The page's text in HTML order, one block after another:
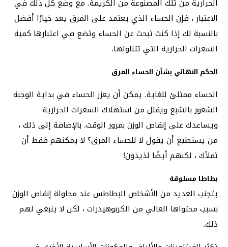
الاعتبار ، فإن الحساء الذي يعتمد على المرق يعد خيارًا أفضل
بالنسبة لك إذا كنت تبحث عن الحساء وتضع في اعتبارها كمية
السعرات الحرارية التي تتناولها.
الحكم النهائي بشأن الحساء المرق
الحساء ممتلئ للغاية. يمكن أن يعزز الحساء في بداية الوجبة
الشعور بالشبع ويقلل من استهلاك السعرات الحرارية
ويساعدك على إنقاص الوزن بمرور الوقت. بالإضافة إلى ذلك ،
من يستطيع أن يقول لا للحساء المرق؟ لا يمكنهم فقط أن
تملأك ، لكنهم أيضًا لذيذون!
بطاطا مسلوقة
يتجنب العديد من الأشخاص البطاطس عند محاولة إنقاص الوزن
بسبب محتواها العالي من الكربوهيدرات ، لكن لا ينبغي لهم
ذلك.